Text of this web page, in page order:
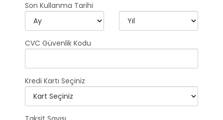
Son Kullanma Tarihi
CVC Güvenlik Kodu
Kredi Kartı Seçiniz